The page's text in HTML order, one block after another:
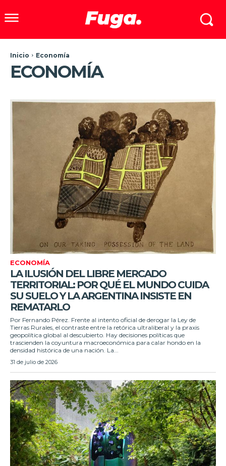
Inicio Economía
ECONOMÍA
ECONOMÍA
LA ILUSIÓN DEL LIBRE MERCADO
TERRITORIAL: POR QUÉ EL MUNDO CUIDA
SU SUELO Y LA ARGENTINA INSISTE EN
REMATARLO
Por Fernando Pérez. Frente al intento oficial de derogar la Ley de
Tierras Rurales, el contraste entre la retórica ultraliberal y la praxis
geopolítica global al descubierto. Hay decisiones políticas que
trascienden la coyuntura macroeconómica para calar hondo en la
densidad histórica de una nación. La...
31 de julio de 2026